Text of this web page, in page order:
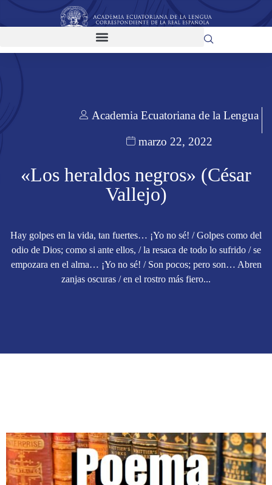
Academia Ecuatoriana de la Lengua
marzo 22, 2022
«Los heraldos negros» (César
Vallejo)
Hay golpes en la vida, tan fuertes… ¡Yo no sé! / Golpes como del
odio de Dios; como si ante ellos, / la resaca de todo lo sufrido / se
empozara en el alma… ¡Yo no sé! / Son pocos; pero son… Abren
zanjas oscuras / en el rostro más fiero...